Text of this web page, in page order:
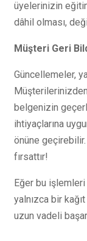
üyelerinizin
dâhil olması,
Müşteri Geri
Güncellemeler,
belgenizin
ihtiyaçlarına
önüne
fırsattır!
Eğer bu
yalnızca bir
uzun vadeli